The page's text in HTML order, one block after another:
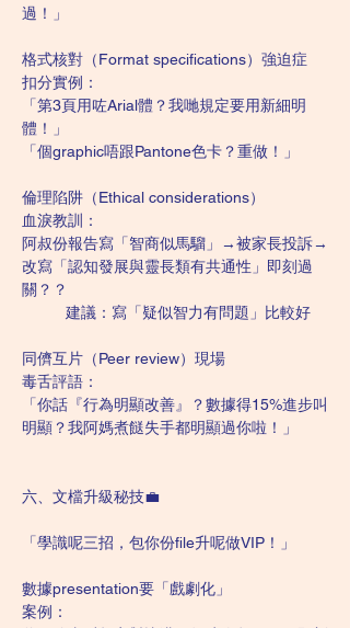
過！」
格式核對（Format specifications）強迫症
扣分實例：
「第3頁用咗Arial體？我哋規定要用新細明
體！」
「個graphic唔跟Pantone色卡？重做！」
倫理陷阱（Ethical considerations）
血淚教訓：
阿叔份報告寫「智商似馬騮」→被家長投訴→
改寫「認知發展與靈長類有共通性」即刻過
關？？
	建議：寫「疑似智力有問題」比較好
同儕互片（Peer review）現場
毒舌評語：
「你話『行為明顯改善』？數據得15%進步叫
明顯？我阿媽煮餸失手都明顯過你啦！」
六、文檔升級秘技💼
「學識呢三招，包你份file升呢做VIP！」
數據presentation要「戲劇化」
案例：